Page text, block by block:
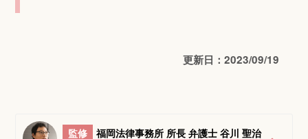
更新日：2023/09/19
監修
福岡法律事務所 所長 弁護士 谷川 聖治